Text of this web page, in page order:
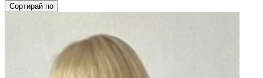
Сортирай по